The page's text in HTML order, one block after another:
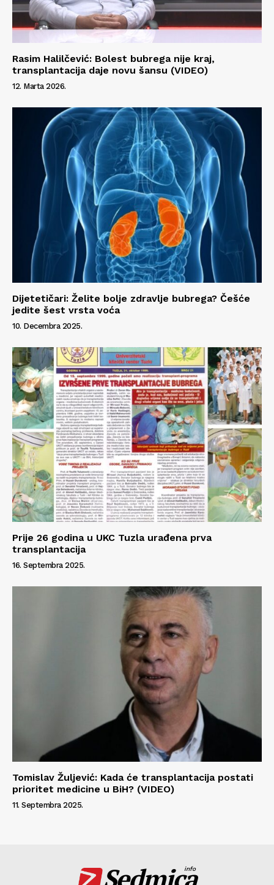
Info
O nama
Kontakt
Impressum
Rasim Halilčević: Bolest bubrega nije kraj,
transplantacija daje novu šansu (VIDEO)
12. Marta 2026.
Dijetetičari: Želite bolje zdravlje bubrega? Češće
jedite šest vrsta voća
10. Decembra 2025.
Prije 26 godina u UKC Tuzla urađena prva
transplantacija
16. Septembra 2025.
Tomislav Žuljević: Kada će transplantacija postati
prioritet medicine u BiH? (VIDEO)
11. Septembra 2025.
info